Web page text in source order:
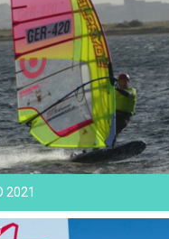
16-08-21
NEWS
2021